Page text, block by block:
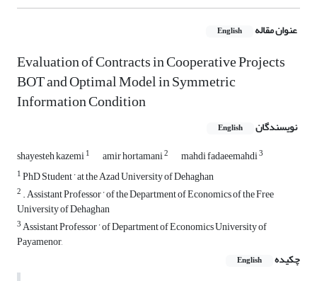
عنوان مقاله English
Evaluation of Contracts in Cooperative Projects
BOT and Optimal Model in Symmetric
Information Condition
نویسندگان English
shayesteh kazemi1 amir hortamani2 mahdi fadaeemahdi3
1PhD Student ’ at the Azad University of Dehaghan
2 . Assistant Professor ’ of the Department of Economics of the Free
University of Dehaghan
3Assistant Professor ’ of Department of Economics University of
Payamenor,
چکیده
English